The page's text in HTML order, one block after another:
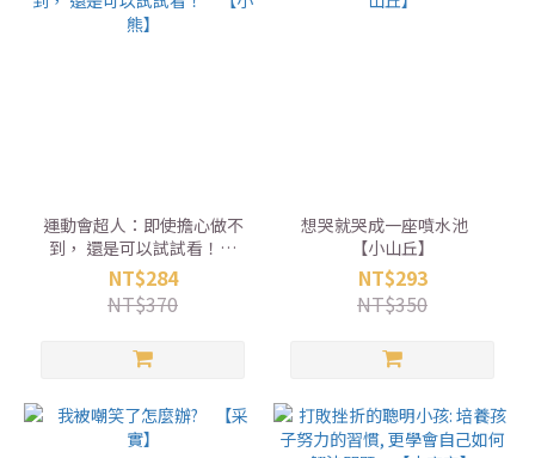
運動會超人：即使擔心做不
到， 還是可以試試看！
【小熊】
NT$284
NT$370
想哭就哭成一座噴水池
【小山丘】
NT$293
NT$350